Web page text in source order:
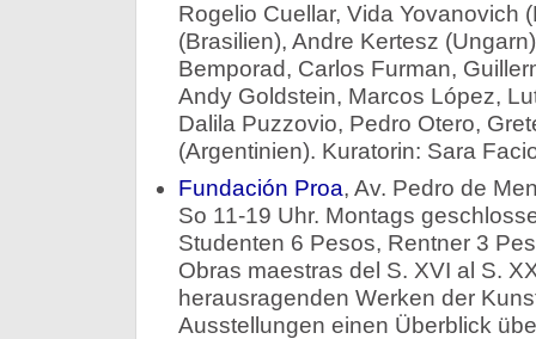
Rogelio Cuellar, Vida Yovanovich
(Brasilien), Andre Kertesz
Bemporad, Carlos Furman,
Andy Goldstein, Marcos López,
Dalila Puzzovio, Pedro Otero,
(Argentinien). Kuratorin: Sara
Fundación Proa, Av. Pedro de
So 11-19 Uhr. Montags
Studenten 6 Pesos, Rentner 3
Obras maestras del S. XVI al S.
herausragenden Werken der
Ausstellungen einen Überblick